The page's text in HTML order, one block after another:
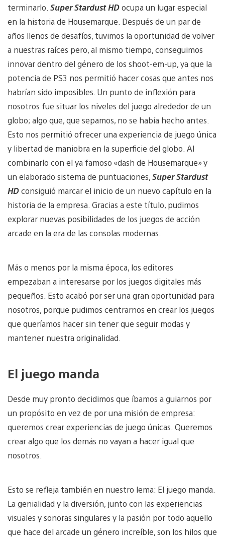
terminarlo. Super Stardust HDocupa un lugar especial
en la historia de Housemarque. Después de un par de
años llenos de desafíos, tuvimos la oportunidad de volver
a nuestras raíces pero, al mismo tiempo, conseguimos
innovar dentro del género de los shoot-em-up, ya que la
potencia de PS3 nos permitió hacer cosas que antes nos
habrían sido imposibles. Un punto de inflexión para
nosotros fue situar los niveles del juego alrededor de un
globo; algo que, que sepamos, no se había hecho antes.
Esto nos permitió ofrecer una experiencia de juego única
y libertad de maniobra en la superficie del globo. Al
combinarlo con el ya famoso «dash de Housemarque» y
un elaborado sistema de puntuaciones,Super Stardust
HDconsiguió marcar el inicio de un nuevo capítulo en la
historia de la empresa. Gracias a este título, pudimos
explorar nuevas posibilidades de los juegos de acción
arcade en la era de las consolas modernas.
Más o menos por la misma época, los editores
empezaban a interesarse por los juegos digitales más
pequeños. Esto acabó por ser una gran oportunidad para
nosotros, porque pudimos centrarnos en crear los juegos
que queríamos hacer sin tener que seguir modas y
mantener nuestra originalidad.
El juego manda
Desde muy pronto decidimos que íbamos a guiarnos por
un propósito en vez de por una misión de empresa:
queremos crear experiencias de juego únicas. Queremos
crear algo que los demás no vayan a hacer igual que
nosotros.
Esto se refleja también en nuestro lema: El juego manda.
La genialidad y la diversión, junto con las experiencias
visuales y sonoras singulares y la pasión por todo aquello
que hace del arcade un género increíble, son los hilos que